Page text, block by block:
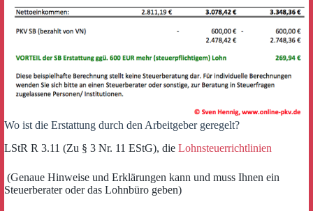
Wo ist die Erstattung durch den Arbeitgeber geregelt?
LStR R 3.11 (Zu § 3 Nr. 11 EStG), die Lohnsteuerrichtlinien
(Genaue Hinweise und Erklärungen kann und muss Ihnen ein
Steuerberater oder das Lohnbüro geben)